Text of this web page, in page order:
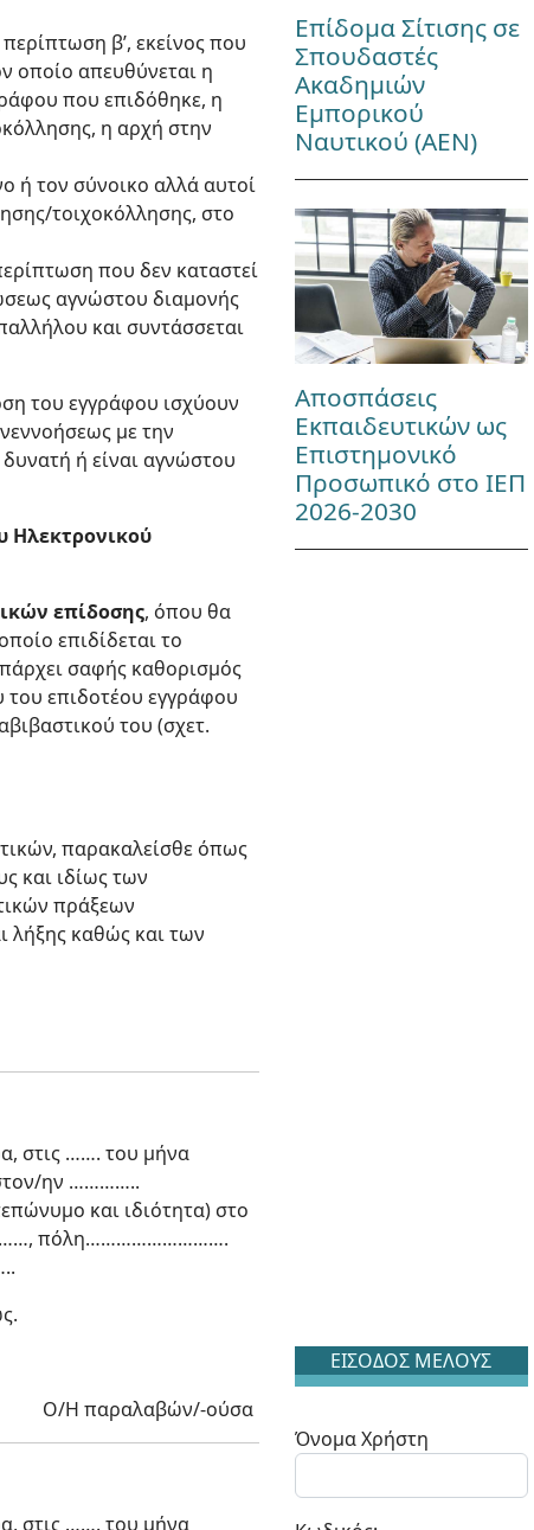
β’, εκείνος που
οποίο απευθύνεται η
που επιδόθηκε, η
η αρχή στην
ή τον σύνοικο αλλά αυτοί
τοιχοκόλλησης, στο
που δεν καταστεί
αγνώστου διαμονής
και συντάσσεται
του εγγράφου ισχύουν
με την
ή είναι αγνώστου
Ηλεκτρονικού
επίδοσης, όπου θα
επιδίδεται το
σαφής καθορισμός
επιδοτέου εγγράφου
του (σχετ.
παρακαλείσθε όπως
και ιδίως των
πράξεων
λήξης καθώς και των
στις ……. του μήνα
ην …………..
και ιδιότητα) στο
πόλη……………………….
Ο/Η παραλαβών/-ούσα
στις ……. του μήνα
Επίδομα Σίτισης σε
Σπουδαστές
Ακαδημιών
Εμπορικού
Ναυτικού (ΑΕΝ)
Αποσπάσεις
Εκπαιδευτικών ως
Επιστημονικό
Προσωπικό στο ΙΕΠ
2026-2030
ΕΙΣΟΔΟΣ ΜΕΛΟΥΣ
Όνομα Χρήστη